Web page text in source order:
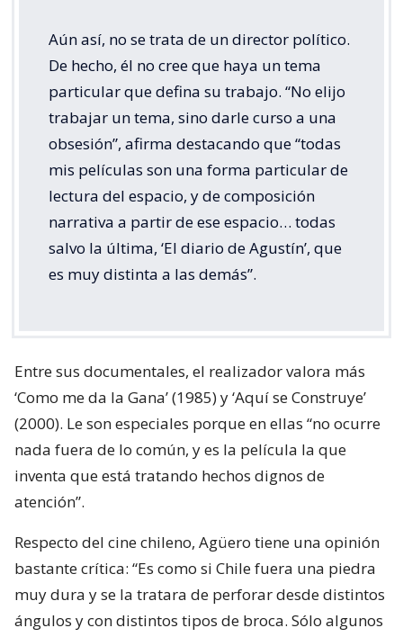
Aún así, no se trata de un director político.
De hecho, él no cree que haya un tema
particular que defina su trabajo. “No elijo
trabajar un tema, sino darle curso a una
obsesión”, afirma destacando que “todas
mis películas son una forma particular de
lectura del espacio, y de composición
narrativa a partir de ese espacio… todas
salvo la última, ‘El diario de Agustín’, que
es muy distinta a las demás”.
Entre sus documentales, el realizador valora más
‘Como me da la Gana’ (1985) y ‘Aquí se Construye’
(2000). Le son especiales porque en ellas “no ocurre
nada fuera de lo común, y es la película la que
inventa que está tratando hechos dignos de
atención”.
Respecto del cine chileno, Agüero tiene una opinión
bastante crítica: “Es como si Chile fuera una piedra
muy dura y se la tratara de perforar desde distintos
ángulos y con distintos tipos de broca. Sólo algunos